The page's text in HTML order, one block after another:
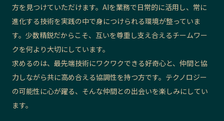
方を見つけていただけます。AIを業務で日常的に活用し、常に
進化する技術を実践の中で身につけられる環境が整っていま
す。少数精鋭だからこそ、互いを尊重し支え合えるチームワー
クを何より大切にしています。
求めるのは、最先端技術にワクワクできる好奇心と、仲間と協
力しながら共に高め合える協調性を持つ方です。テクノロジー
の可能性に心が躍る、そんな仲間との出会いを楽しみにしてい
ます。